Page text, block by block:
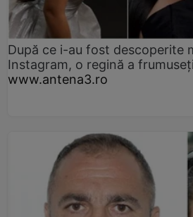
După ce i-au fost descoperite
Instagram, o regină a
www.antena3.ro